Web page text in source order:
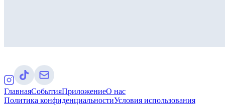
ГлавнаяСобытияПриложениеО нас
Политика конфиденциальностиУсловия использования